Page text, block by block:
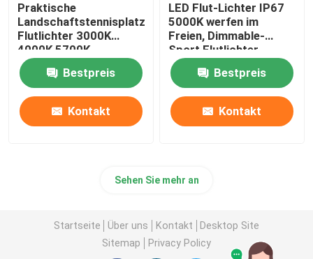
Praktische
Landschaftstennisplatz-
Flutlichter 3000K
4000K 5700K
Bestpreis
Kontakt
LED Flut-Lichter IP67
5000K werfen im
Freien, Dimmable-
Sport Flutlichter
Bestpreis
Kontakt
Sehen Sie mehr an
Startseite Über uns Kontakt
Desktop Site
Sitemap
Privacy Policy